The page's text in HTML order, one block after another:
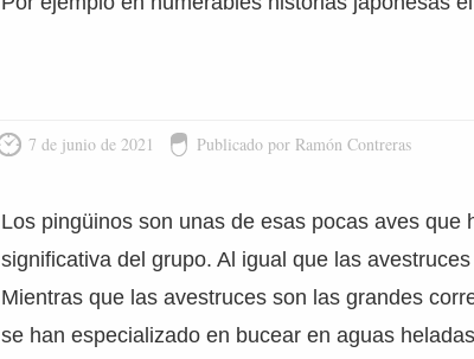
7 de junio de 2021 Publicado por Ramón Contreras
Los pingüinos son unas de esas pocas aves que
significativa del grupo. Al igual que las
Mientras que las avestruces son las grandes
se han especializado en bucear en aguas